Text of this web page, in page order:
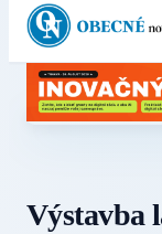
Výstavba